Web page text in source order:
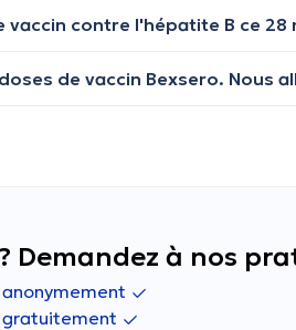
Demandez à nos
gratuitement